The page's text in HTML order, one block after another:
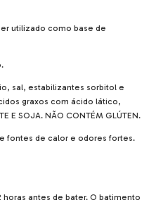
utilizado como base de
sal, estabilizantes sorbitol e
graxos com ácido lático,
E SOJA. NÃO CONTÉM GLÚTEN.
fontes de calor e odores fortes.
horas antes de bater. O batimento